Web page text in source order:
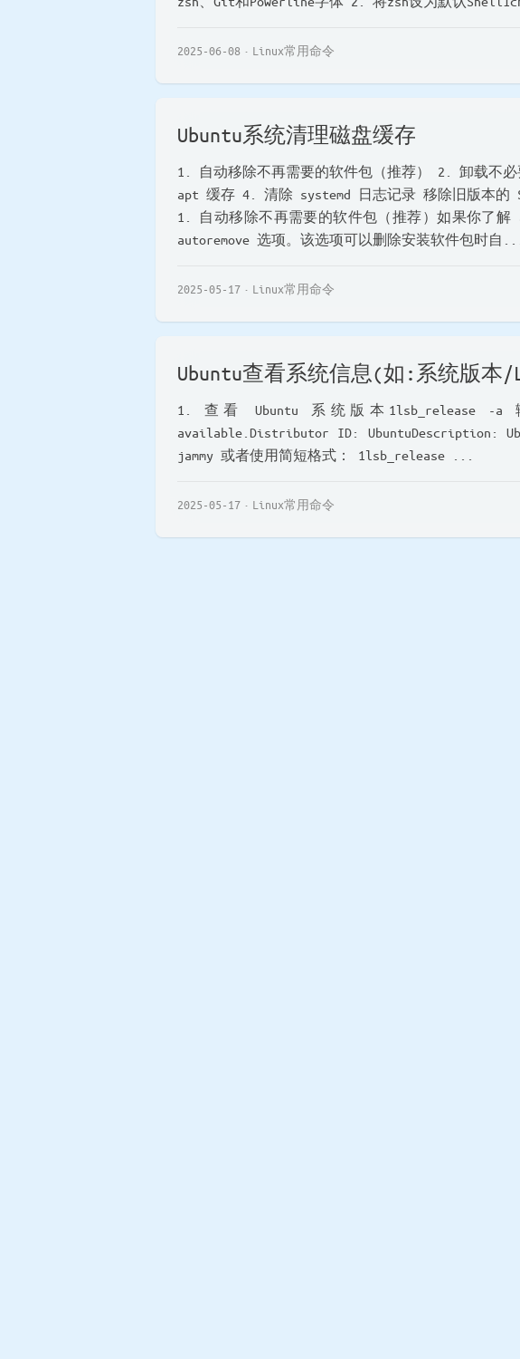
2025-06-08 Linux常用命令
Ubuntu系统清理磁盘缓存
1. 自动移除不再需要的软件包（推荐） 2. 卸载不
apt 缓存 4. 清除 systemd 日志记录 移除旧版本的
1. 自动移除不再需要的软件包（推荐）如果你了
autoremove 选项。该选项可以删除安装软件包时自...
2025-05-17 Linux常用命令
Ubuntu查看系统信息(如:系统版本
1. 查看 Ubuntu 系统版本1lsb_release -a
available.Distributor ID: UbuntuDescription:
jammy 或者使用简短格式： 1lsb_release ...
2025-05-17 Linux常用命令